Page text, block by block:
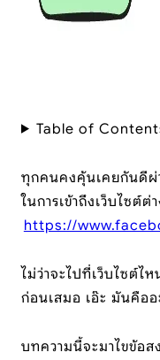
Table of
ทุกคนคงคุ้นเคยกันดีผ่
ในการเข้าถึงเว็บไซต์ต่
https://
ไม่ว่าจะไปที่เว็บไซต์ไ
ก่อนเสมอ เอ๊ะ มันคืออ
บทความนี้จะมาไขข้อ